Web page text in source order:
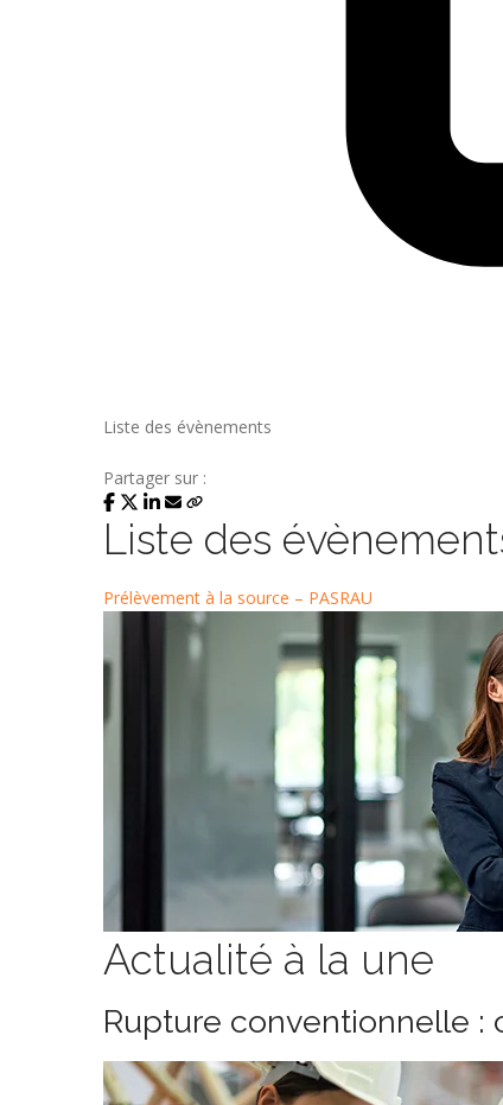
Liste des évènements
Partager sur :
Liste des
Prélèvement à la source – PASRAU
Actualité à la une
Rupture conventionnelle :